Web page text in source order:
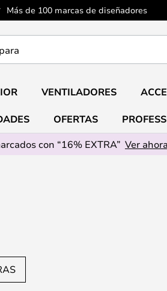
Más de 100 marcas de diseñadores
VENTILADORES
OFERTAS
con “16% EXTRA” Ver ahora